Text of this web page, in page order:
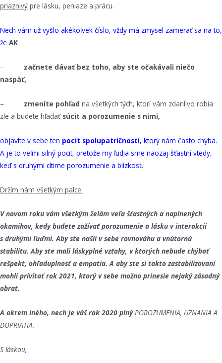
priaznivý pre lásku, peniaze a prácu.
Nech vám už vyšlo akékoľvek číslo, vždy má zmysel zamerať sa na to,
že AK
– začnete dávať bez toho, aby ste očakávali niečo
naspäť,
– zmeníte pohľad na všetkých tých, ktorí vám zdanlivo robia
zle a budete hľadať súcit a porozumenie s nimi,
objavíte v sebe ten pocit spolupatričnosti, ktorý nám často chýba.
A je to veľmi silný pocit, pretože my ľudia sme naozaj šťastní vtedy,
keď s druhými cítime porozumenie a blízkosť.
Držím nám všetkým palce.
V novom roku vám všetkým želám veľa šťastných a naplnených
okamihov, kedy budete zažívať porozumenie a lásku v interakcii
s druhými ľuďmi. Aby ste našli v sebe rovnováhu a vnútornú
stabilitu. Aby ste mali láskyplné vzťahy, v ktorých nebude chýbať
rešpekt, ohľaduplnosť a empatia. A aby ste si takto zastabilizovaní
mohli privítať rok 2021, ktorý v sebe možno prinesie nejaký zásadný
obrat.
A okrem iného, nech je váš rok 2020 plnýPOROZUMENIA, UZNANIA A
DOPRIATIA.
S láskou,